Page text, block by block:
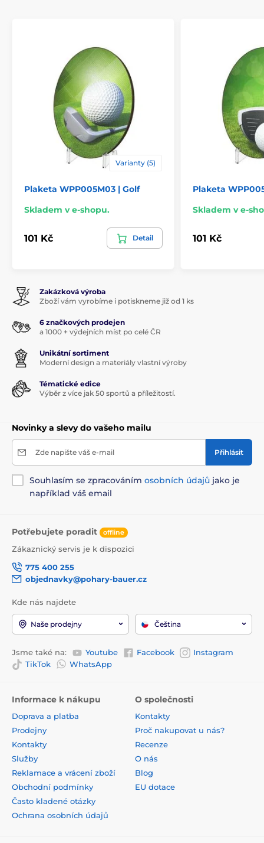
Varianty (5)
Plaketa WPP005M03 | Golf
Skladem v e-shopu.
101 Kč Detail
Plaketa
Skladem v e-
101 Kč
Zakázková výroba
Zboží vám vyrobíme i potiskneme již od 1 ks
6 značkových prodejen
a 1000 + výdejních míst po celé ČR
Unikátní sortiment
Moderní design a materiály vlastní výroby
Tématické edice
Výběr z více jak 50 sportů a příležitostí.
Novinky a slevy do vašeho mailu
Zde napište váš e-mail Přihlásit
Souhlasím se zpracováním osobních údajů jako je
například váš email
Potřebujete poradit offline
Zákaznický servis je k dispozici
775 400 255
objednavky@pohary-bauer.cz
Kde nás najdete
Naše prodejny Čeština
Jsme také na: Youtube Facebook
Instagram
TikTok
WhatsApp
Informace k nákupu
Doprava a platba
Prodejny
Kontakty
Služby
Reklamace a vrácení zboží
Obchodní podmínky
Často kladené otázky
Ochrana osobních údajů
O společnosti
Kontakty
Proč nakupovat u nás?
Recenze
O nás
Blog
EU dotace